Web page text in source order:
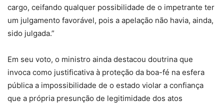
cargo, ceifando qualquer possibilidade de o impetrante ter
um julgamento favorável, pois a apelação não havia, ainda,
sido julgada.”
Em seu voto, o ministro ainda destacou doutrina que
invoca como justificativa à proteção da boa-fé na esfera
pública a impossibilidade de o estado violar a confiança
que a própria presunção de legitimidade dos atos